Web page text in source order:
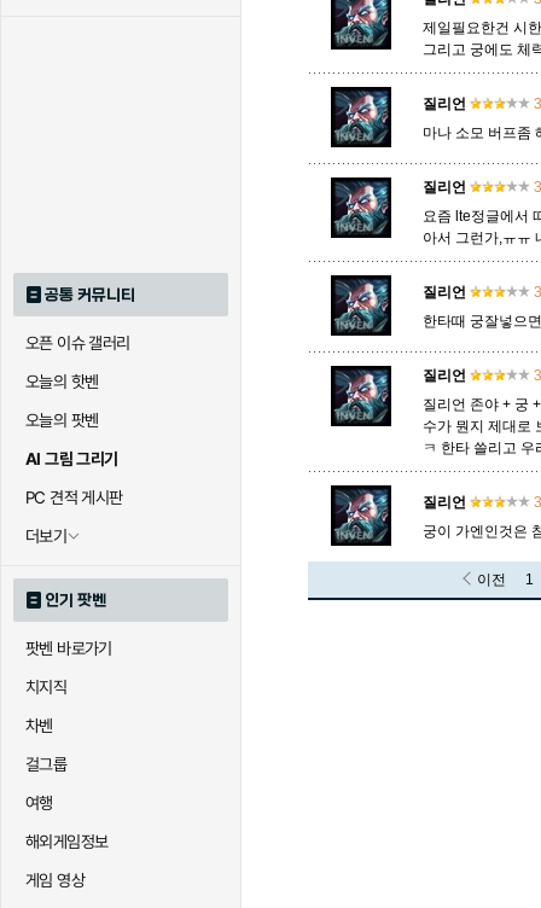
공통 커뮤니티
오픈 이슈 갤러리
오늘의 핫벤
오늘의 팟벤
AI 그림 그리기
PC 견적 게시판
더보기
인기 팟벤
팟벤 바로가기
치지직
차벤
걸그룹
여행
해외게임정보
게임 영상
제일필요한건 시
그리고 궁에도 체
질리언
마나 소모 버프좀
질리언
요즘 lte정글에서
아서 그런가,ㅠㅠ
질리언
한타때 궁잘넣으
질리언
질리언 존야 + 궁
수가 뭔지 제대로
ㅋ 한타 쓸리고
질리언
궁이 가엔인것은
이전 1